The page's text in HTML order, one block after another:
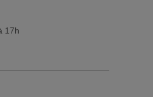
17h